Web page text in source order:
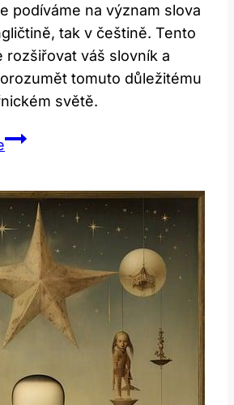
podíváme na význam slova
tak v češtině. Tento
rozšiřovat váš slovník a
tomuto důležitému
světě.
Buoy:
Význam
Toto
Slova?
Anglicko-
Český
Průvodce